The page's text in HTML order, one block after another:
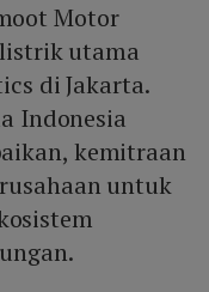
Motor
utama
di Jakarta.
Indonesia
kemitraan
untuk